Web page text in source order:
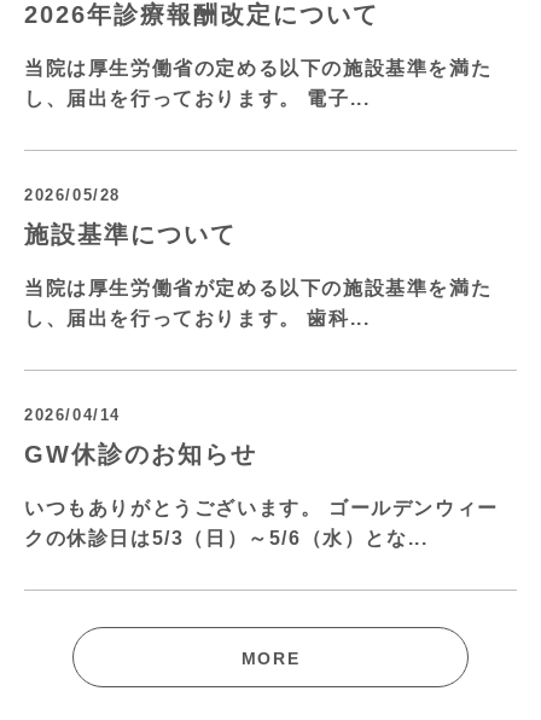
2026年診療報酬改定について
当院は厚生労働省の定める以下の施設基準を満た
し、届出を行っております。 電子...
2026/05/28
施設基準について
当院は厚生労働省が定める以下の施設基準を満た
し、届出を行っております。 歯科...
2026/04/14
GW休診のお知らせ
いつもありがとうございます。 ゴールデンウィー
クの休診日は5/3（日）～5/6（水）とな...
MORE